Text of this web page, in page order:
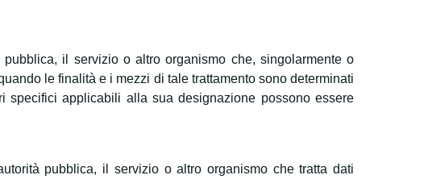
il servizio o altro organismo che, singolarmente o
le finalità e i mezzi di tale trattamento sono determinati
applicabili alla sua designazione possono essere
pubblica, il servizio o altro organismo che tratta dati